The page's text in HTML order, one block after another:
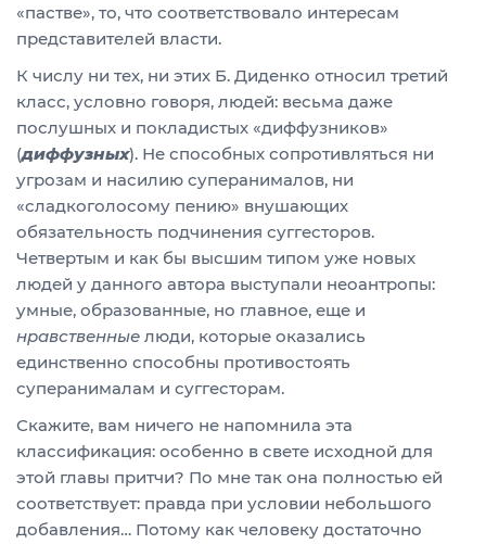
«пастве», то, что соответствовало интересам
представителей власти.
К числу ни тех, ни этих Б. Диденко относил третий
класс, условно говоря, людей: весьма даже
послушных и покладистых «диффузников»
(диффузных). Не способных сопротивляться ни
угрозам и насилию суперанималов, ни
«сладкоголосому пению» внушающих
обязательность подчинения суггесторов.
Четвертым и как бы высшим типом уже новых
людей у данного автора выступали неоантропы:
умные, образованные, но главное, еще и
нравственные люди, которые оказались
единственно способны противостоять
суперанималам и суггесторам.
Скажите, вам ничего не напомнила эта
классификация: особенно в свете исходной для
этой главы притчи? По мне так она полностью ей
соответствует: правда при условии небольшого
добавления… Потому как человеку достаточно